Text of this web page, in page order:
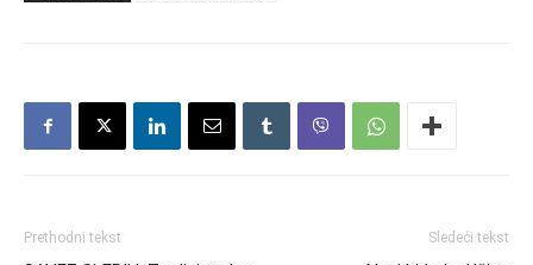
Prethodni tekst Sledeći tekst